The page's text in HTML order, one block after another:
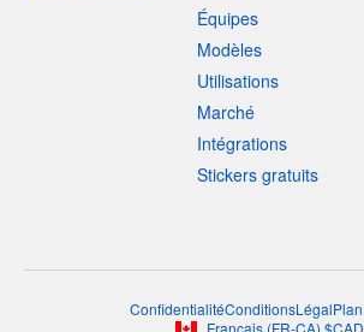
Équipes
Modèles
Utilisations
Marché
Intégrations
Stickers gratuits
ConfidentialitéConditionsLégal
Français(FR-CA) $CAD